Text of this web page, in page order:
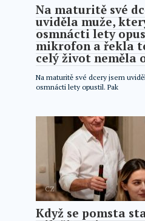
Na maturitě své
uviděla muže,
osmnácti lety
mikrofon a řekla
celý život neměla
Na maturitě své dcery jsem
osmnácti lety opustil. Pak
CZ
Když se pomsta